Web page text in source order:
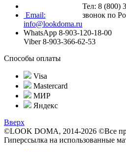
Тел: 8 (800)
звонок по
Email:
info@lookdoma.ru
WhatsApp 8-903-120-18-00
Viber 8-903-366-62-53
Способы оплаты
Visa
Mastercard
МИР
Яндекс
Вверх
©LOOK DOMA, 2014-2026 ©Все
Гиперссылка на использованные